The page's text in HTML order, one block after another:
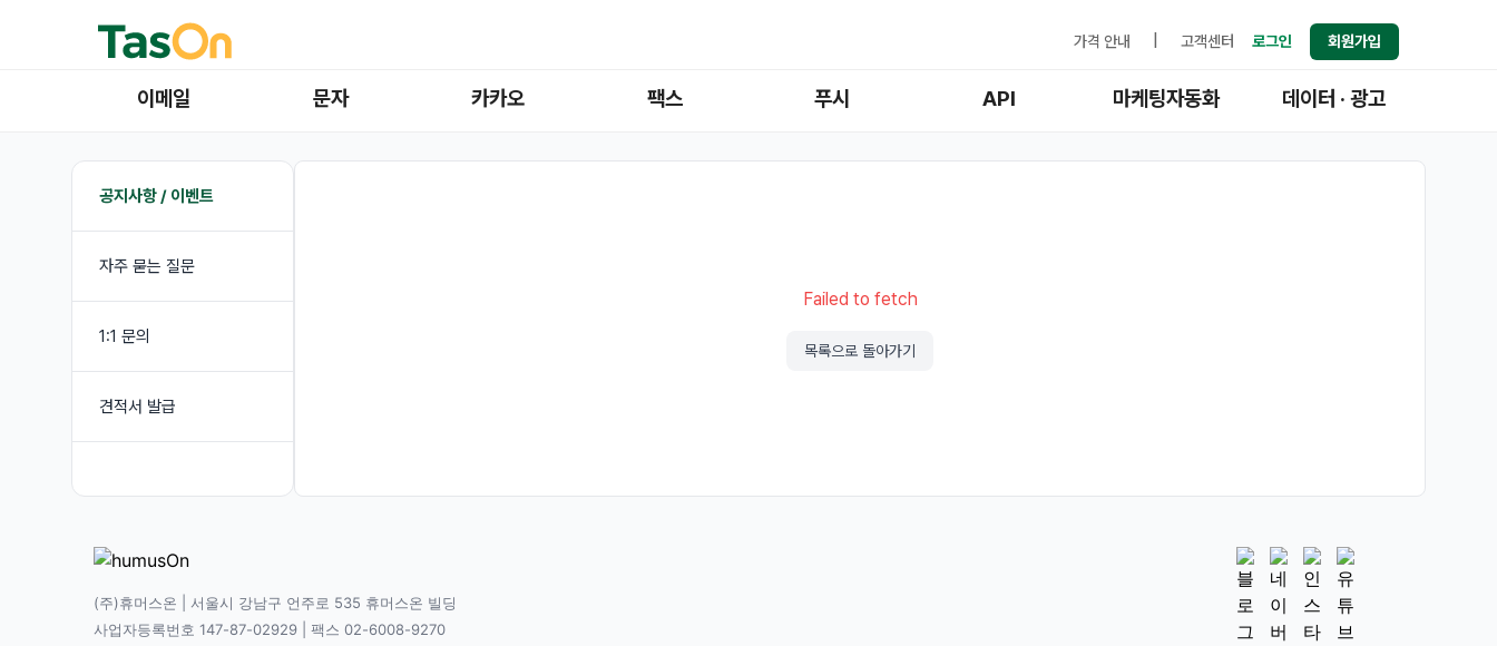
가격 안내 고객센터 로그인 회원가입
이메일 문자 카카오 팩스 푸시 API 마케팅자동화 데이터 · 광고
공지사항 / 이벤트
자주 묻는 질문
1:1 문의
견적서 발급
Failed to fetch
목록으로 돌아가기
(주)휴머스온 | 서울시 강남구 언주로 535 휴머스온 빌딩
사업자등록번호 147-87-02929 | 팩스 02-6008-9270